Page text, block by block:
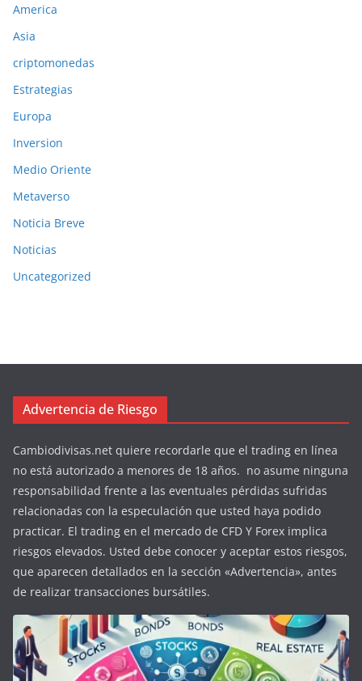
America
Asia
criptomonedas
Estrategias
Europa
Inversion
Medio Oriente
Metaverso
Noticia Breve
Noticias
Uncategorized
Advertencia de Riesgo
Cambiodivisas.net quiere recordarle que el trading en línea
no está autorizado a menores de 18 años. no asume ninguna
responsabilidad frente a las eventuales pérdidas sufridas
relacionadas con la especulación que usted haya podido
practicar. El trading en el mercado de CFD Y Forex implica
riesgos elevados. Usted debe conocer y aceptar estos riesgos,
que aparecen detallados en la sección «Advertencia», antes
de realizar transacciones bursátiles.